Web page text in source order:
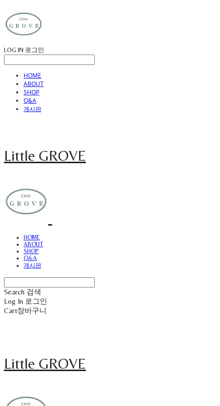
LOG IN 로그인
HOME
ABOUT
SHOP
Q&A
게시판
Little GROVE
HOME
ABOUT
SHOP
Q&A
게시판
Search 검색
Log In 로그인
Cart장바구니
Little GROVE